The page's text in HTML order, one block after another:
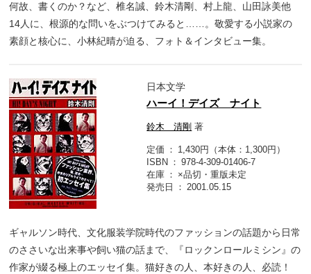
何故、書くのか？など、椎名誠、鈴木清剛、村上龍、山田詠美他
14人に、根源的な問いをぶつけてみると……。敬愛する小説家の
素顔と核心に、小林紀晴が迫る、フォト＆インタビュー集。
日本文学
ハーイ！デイズ ナイト
鈴木 清剛 著
定価
1,430円（本体：1,300円）
ISBN
978-4-309-01406-7
在庫
×品切・重版未定
発売日
2001.05.15
ギャルソン時代、文化服装学院時代のファッションの話題から日常
のささいな出来事や飼い猫の話まで、『ロックンロールミシン』の
作家が綴る極上のエッセイ集。猫好きの人、本好きの人、必読！